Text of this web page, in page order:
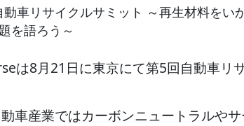
は8月21日に東京にて第5回自動車リ
車産業ではカーボンニュートラルや